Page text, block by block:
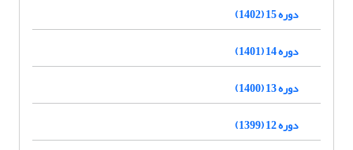
دوره 15 (1402)
دوره 14 (1401)
دوره 13 (1400)
دوره 12 (1399)